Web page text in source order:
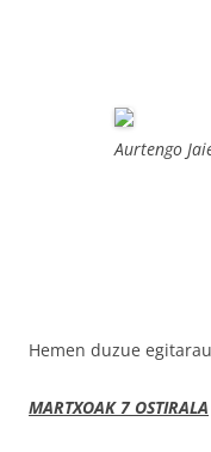
Aurtengo
Hemen duzue
MARTXOAK 7 OSTIRALA